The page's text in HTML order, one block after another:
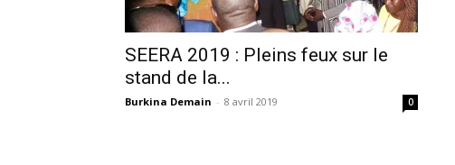
SEERA 2019 : Pleins feux sur le
stand de la...
Burkina Demain - 8 avril 2019 0